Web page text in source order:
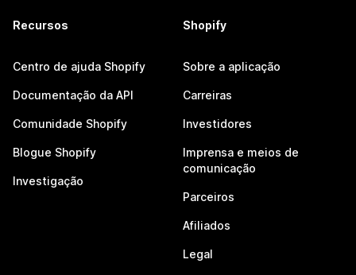
Recursos
Centro de ajuda Shopify
Documentação da API
Comunidade Shopify
Blogue Shopify
Investigação
Shopify
Sobre a aplicação
Carreiras
Investidores
Imprensa e meios de
comunicação
Parceiros
Afiliados
Legal